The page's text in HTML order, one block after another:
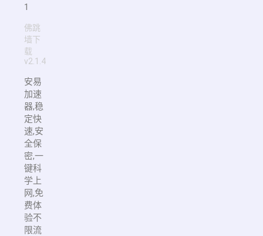
1
佛跳
墙下
载
v2.1.4
安易
加速
器,稳
定快
速,安
全保
密,一
键科
学上
网,免
费体
验不
限流